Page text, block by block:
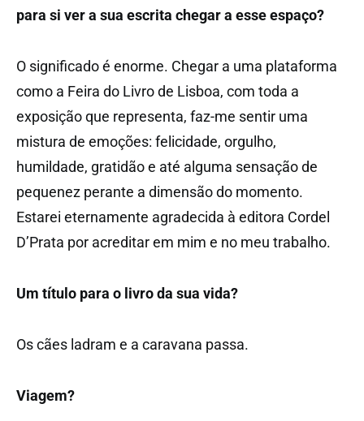
para si ver a sua escrita chegar a esse espaço?
O significado é enorme. Chegar a uma plataforma
como a Feira do Livro de Lisboa, com toda a
exposição que representa, faz-me sentir uma
mistura de emoções: felicidade, orgulho,
humildade, gratidão e até alguma sensação de
pequenez perante a dimensão do momento.
Estarei eternamente agradecida à editora Cordel
D’Prata por acreditar em mim e no meu trabalho.
Um título para o livro da sua vida?
Os cães ladram e a caravana passa.
Viagem?